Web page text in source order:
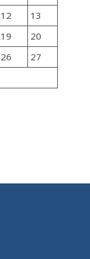
12
13
19
20
26
27